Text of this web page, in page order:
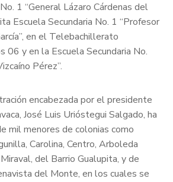
1 “General Lázaro Cárdenas del
Escuela Secundaria No. 1 “Profesor
en el Telebachillerato
06 y en la Escuela Secundaria No.
Pérez”.
encabezada por el presidente
José Luis Urióstegui Salgado, ha
mil menores de colonias como
Carolina, Centro, Arboleda
del Barrio Gualupita, y de
del Monte, en los cuales se